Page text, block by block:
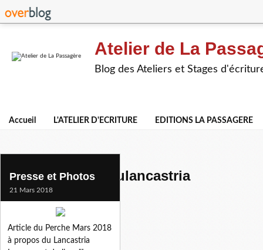
Atelier de La
Blog des Ateliers et Stages
Accueil L'ATELIER D'ECRITURE EDITIONS LA PASSAGERE
lederniervoyagedulancastria
Presse et Photos
21 Mars 2018
Article du Perche Mars 2018
à propos du Lancastria